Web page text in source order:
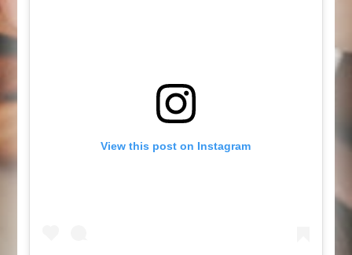
View this post on Instagram